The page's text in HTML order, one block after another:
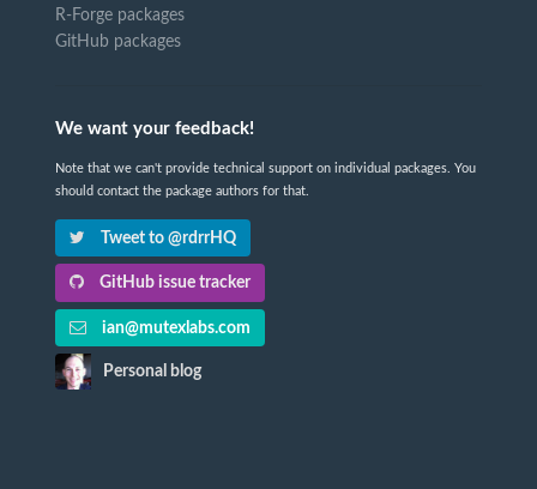
R-Forge packages
GitHub packages
We want your feedback!
Note that we can't provide technical support on individual packages. You
should contact the package authors for that.
Tweet to @rdrrHQ
GitHub issue tracker
ian@mutexlabs.com
Personal blog